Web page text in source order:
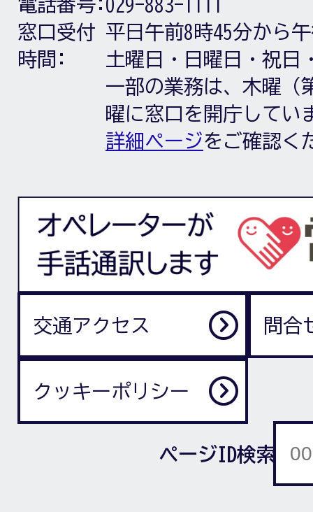
電話番号: 029-883-1111
窓口受付
時間:
平日午前8時45分から
土曜日・日曜日・祝日
一部の業務は、木曜（
曜に窓口を開庁してい
詳細ページをご確認く
交通アクセス 問合
クッキーポリシー
ページID検索